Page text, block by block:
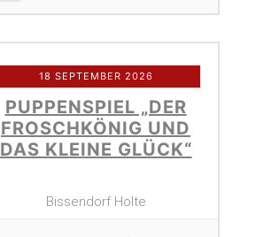
18 SEPTEMBER 2026
PUPPENSPIEL „DER
FROSCHKÖNIG UND
DAS KLEINE GLÜCK“
Bissendorf Holte